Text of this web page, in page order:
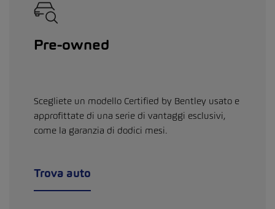
Pre-owned
Scegliete un modello Certified by Bentley usato e
approfittate di una serie di vantaggi esclusivi,
come la garanzia di dodici mesi.
Trova auto